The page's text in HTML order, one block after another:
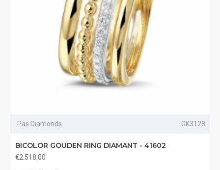
Pas Diamonds GK3128
BICOLOR GOUDEN RING DIAMANT - 41602
€2.518,00